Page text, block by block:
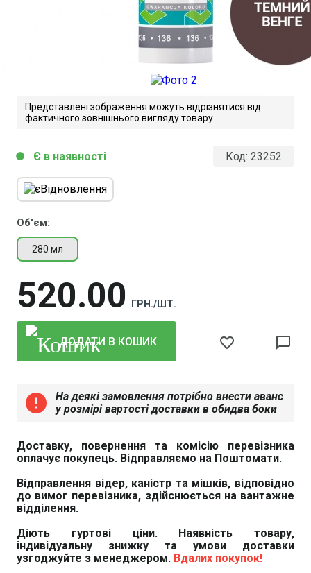
Завантажити файл у pdf-форматі
Розмір файлу 387 Kb
Представлені зображення можуть відрізнятися від
фактичного зовнішнього вигляду товару
Код: 23252
Об'єм:
280 мл
520 00 ГРН./ШТ.
circle Є в наявності
ДОДАТИ В КОШИК favorite_border chat_bubble_outline
error
На деякі замовлення потрібно внести аванс
у розмірі вартості доставки в обидва боки
Доставку, повернення та комісію перевізника
оплачує покупець. Відправляємо на Поштомати.
Відправлення відер, каністр та мішків, відповідно
до вимог перевізника, здійснюється на вантажне
відділення.
Діють гуртові ціни. Наявність товару,
індивідуальну знижку та умови доставки
узгоджуйте з менеджером. Вдалих покупок!